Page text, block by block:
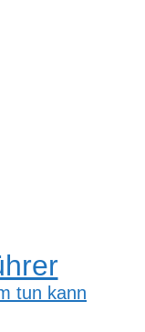
tun kann